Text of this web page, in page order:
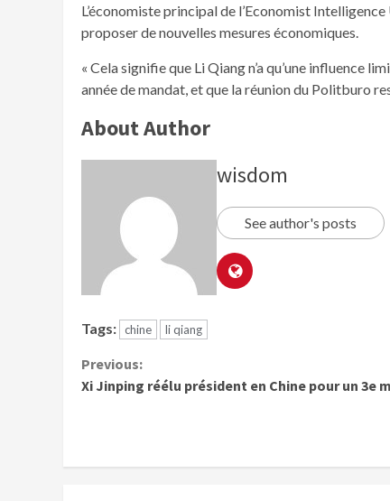
L’économiste principal de l’Economist
proposer de nouvelles mesures économiques.
« Cela signifie que Li Qiang n’a qu’une influence
année de mandat, et que la réunion du Politburo
About Author
wisdom
See author's posts
Tags: chine li qiang
Previous:
Xi Jinping réélu président en Chine pour un 3e